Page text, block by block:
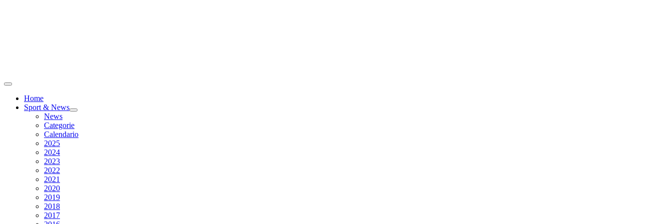
Home
Sport & News
News
Categorie
Calendario
2025
2024
2023
2022
2021
2020
2019
2018
2017